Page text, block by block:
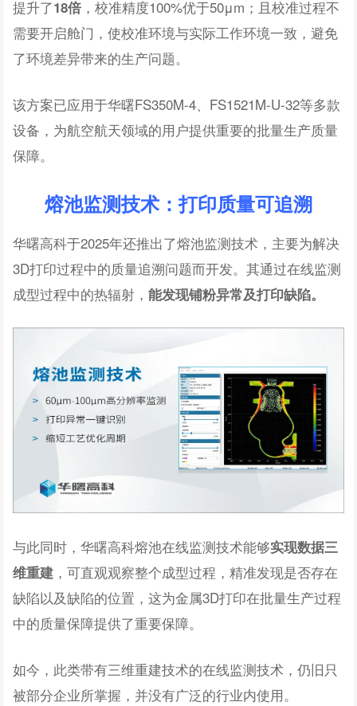
提升了18倍 ，校准精度100%优于50μm；且校准过程不
需要开启舱门，使校准环境与实际工作环境一致，避免
了环境差异带来的生产问题。
该方案已应用于华曙FS350M-4、FS1521M-U-32等多款
设备，为航空航天领域的用户提供重要的批量生产质量
保障。
熔池监测技术：打印质量可追溯
华曙高科于2025年还推出了熔池监测技术，主要为解决
3D打印过程中的质量追溯问题而开发。其通过在线监测
成型过程中的热辐射，能发现铺粉异常及打印缺陷。
与此同时，华曙高科熔池在线监测技术能够实现数据三
维重建 ，可直观观察整个成型过程，精准发现是否存在
缺陷以及缺陷的位置，这为金属3D打印在批量生产过程
中的质量保障提供了重要保障。
如今，此类带有三维重建技术的在线监测技术，仍旧只
被部分企业所掌握，并没有广泛的行业内使用。